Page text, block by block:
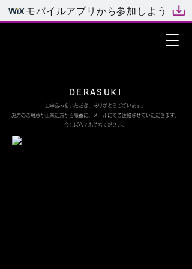
モバイルアプリから参加しよう
DERASUKI
お申込みをいただき、ありがとうございます。​
お席のご用意が出来た方から順番に、
メールにて ご連絡させていただきます。
今しばらくお待ちください。